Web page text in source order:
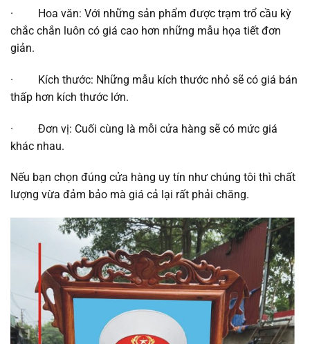
· Hoa văn: Với những sản phẩm được trạm trổ cầu kỳ
chắc chắn luôn có giá cao hơn những mẫu họa tiết đơn
giản.
· Kích thước: Những mẫu kích thước nhỏ sẽ có giá bán
thấp hơn kích thước lớn.
· Đơn vị: Cuối cùng là mỗi cửa hàng sẽ có mức giá
khác nhau.
Nếu bạn chọn đúng cửa hàng uy tín như chúng tôi thì chất
lượng vừa đảm bảo mà giá cả lại rất phải chăng.